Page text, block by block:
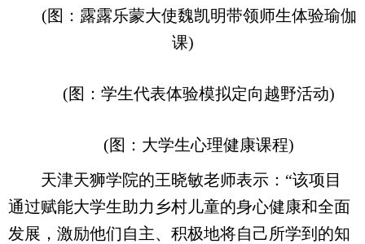
(图：露露乐蒙大使魏凯明带领师生体验瑜伽
课)
(图：学生代表体验模拟定向越野活动)
(图：大学生心理健康课程)
天津天狮学院的王晓敏老师表示：“该项目
通过赋能大学生助力乡村儿童的身心健康和全面
发展，激励他们自主、积极地将自己所学到的知